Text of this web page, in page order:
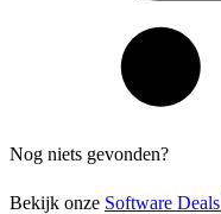
Nog niets gevonden?
Bekijk onze Software Deals